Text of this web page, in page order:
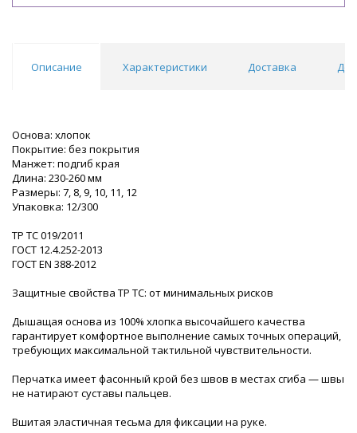
Описание Характеристики Доставка
Основа: хлопок
Покрытие: без покрытия
Манжет: подгиб края
Длина: 230-260 мм
Размеры: 7, 8, 9, 10, 11, 12
Упаковка: 12/300
ТР ТС 019/2011
ГОСТ 12.4.252-2013
ГОСТ EN 388-2012
Защитные свойства ТР ТС: от минимальных рисков
Дышащая основа из 100% хлопка высочайшего качества
гарантирует комфортное выполнение самых точных операций,
требующих максимальной тактильной чувствительности.
Перчатка имеет фасонный крой без швов в местах сгиба — швы
не натирают суставы пальцев.
Вшитая эластичная тесьма для фиксации на руке.